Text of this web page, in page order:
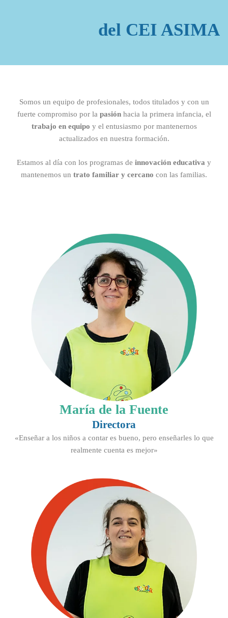
del CEI ASIMA
Somos un equipo de profesionales, todos titulados y con un
fuerte compromiso por la pasiónhacia la primera infancia, el
trabajo en equipo y el entusiasmo por mantenernos
actualizados en nuestra formación.
Estamos al día con los programas de innovación educativa y
mantenemos un trato familiar y cercano con las familias.
María de la Fuente
Directora
«Enseñar a los niños a contar es bueno, pero enseñarles lo que
realmente cuenta es mejor»